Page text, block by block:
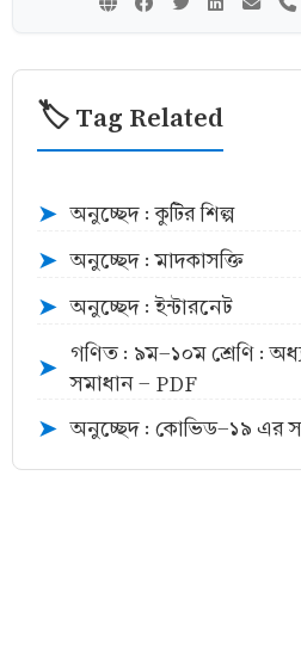
🏷️ Tag Related
➤ অনুচ্ছেদ : কুটির শিল্প
➤ অনুচ্ছেদ : মাদকাসক্তি
➤ অনুচ্ছেদ : ইন্টারনেট
➤
গণিত : ৯ম-১০ম শ্রেণি :
সমাধান - PDF
➤ অনুচ্ছেদ : কোভিড-১৯ এর